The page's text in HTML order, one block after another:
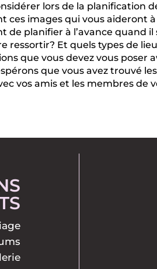
lors de la planification
ces images qui vous aideront
de planifier à l’avance quand
ressortir? Et quels types de
que vous devez vous
que vous avez trouvé
vos amis et les membres